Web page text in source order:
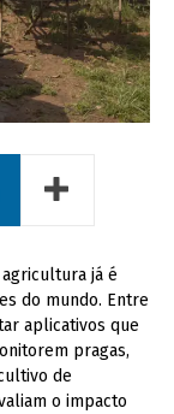
já é
do mundo. Entre
aplicativos que
pragas,
de
o impacto